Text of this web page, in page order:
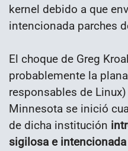
kernel debido a que
intencionada parches
El choque de Greg
probablemente la
responsables de
Minnesota se inició
de dicha institución
sigilosa e